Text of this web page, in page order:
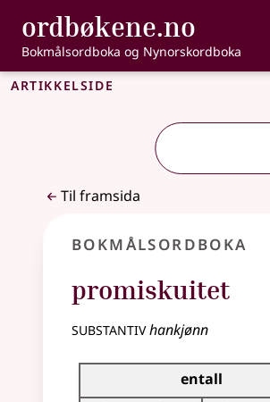
Gå til hovudinnhald
Tilgjenge
ordbøkene.no ,
Bokmålsordboka og Nynorskordboka
Artikkelside
Til framsida
Bokmålsordboka
promiskuitet
substantivhankjønn
Bøyingstabell for dette
entall